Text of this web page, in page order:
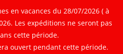
en vacances du 28/07/2026 ( à
Les expéditions ne seront pas
cette période.
ouvert pendant cette période.